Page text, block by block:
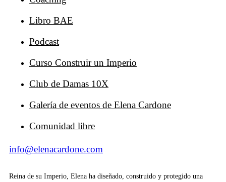
Libro BAE
Podcast
Curso Construir un Imperio
Club de Damas 10X
Galería de eventos de Elena Cardone
Comunidad libre
info@elenacardone.com
Reina de su Imperio, Elena ha diseñado, construido y protegido una